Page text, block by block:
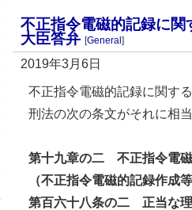
不正指令電磁的記録に
大臣答弁 [General ]
2019年3月6日
不正指令電磁的記録に関す
刑法の次の条文がそれに相当
第十九章の二 不正指令電
（不正指令電磁的記録作成等
第百六十八条の二 正当な